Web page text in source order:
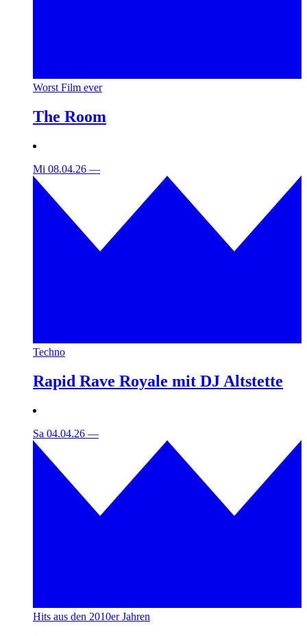
Worst Film ever
The Room
Mi 08.04.26 —
Techno
Rapid Rave Royale mit DJ Altstette
Sa 04.04.26 —
Hits aus den 2010er Jahren